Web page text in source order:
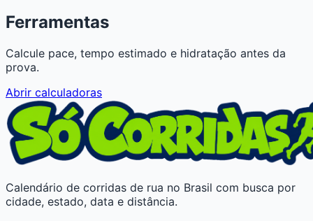
Ferramentas
Calcule pace, tempo estimado e hidratação antes da
prova.
Abrir calculadoras
Calendário de corridas de rua no Brasil com busca por
cidade, estado, data e distância.